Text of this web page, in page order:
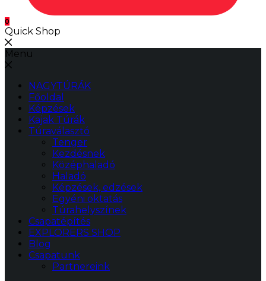
0
Quick Shop
Menu
NAGYTÚRÁK
Főoldal
Képzések
Kajak Túrák
Túraválasztó
Tenger
Kezdésnek
Középhaladó
Haladó
Képzések, edzések
Egyéni oktatás
Túrahelyszínek
Csapatépítés
EXPLORERS SHOP
Blog
Csapatunk
Partnereink